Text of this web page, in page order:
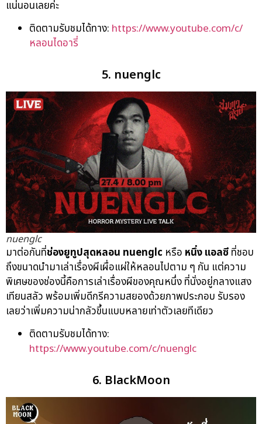
แน่นอนเลยค่ะ
ติดตามรับชมได้ทาง: https://www.youtube.com/c/
หลอนไดอารี่
5. nuenglc
nuenglc
มาต่อกันที่ช่องยูทูปสุดหลอน nuenglc หรือ หนึ่ง แอลซีที่ชอบ
ถึงขนาดนำมาเล่าเรื่องผีเผื่อแผ่ให้หลอนไปตาม ๆ กัน แต่ความ
พิเศษของช่องนี้คือการเล่าเรื่องผีของคุณหนึ่ง ที่นั่งอยู่กลางแสง
เทียนสลัว พร้อมเพิ่มดีกรีความสยองด้วยภาพประกอบ รับรอง
เลยว่าเพิ่มความน่ากลัวขึ้นแบบหลายเท่าตัวเลยทีเดียว
ติดตามรับชมได้ทาง:
https://www.youtube.com/c/nuenglc
6. BlackMoon